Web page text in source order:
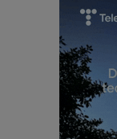
identificador.
Si utilizas una
el marketing
actividades
que hayan
Si utilizas
navegación